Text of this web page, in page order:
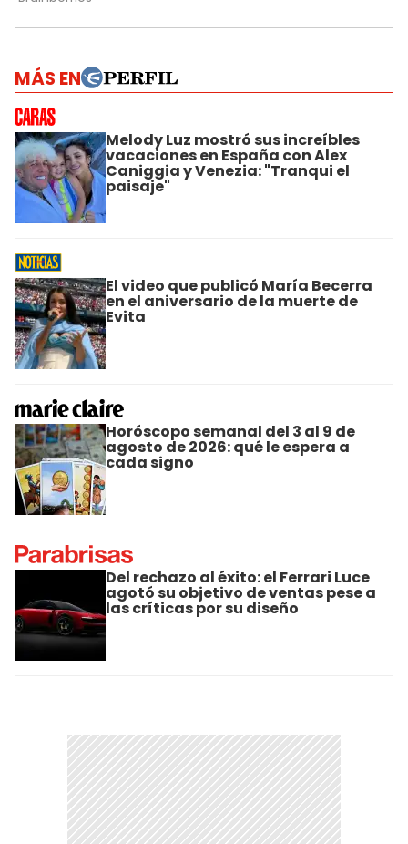
MÁS EN
Melody Luz mostró sus increíbles
vacaciones en España con Alex
Caniggia y Venezia: "Tranqui el
paisaje"
El video que publicó María Becerra
en el aniversario de la muerte de
Evita
Horóscopo semanal del 3 al 9 de
agosto de 2026: qué le espera a
cada signo
Del rechazo al éxito: el Ferrari Luce
agotó su objetivo de ventas pese a
las críticas por su diseño